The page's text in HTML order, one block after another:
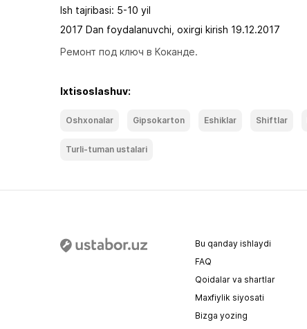
Ish tajribasi: 5-10 yil
2017 Dan foydalanuvchi, oxirgi kirish 19.12.2017
Ремонт под ключ в Коканде.
Ixtisoslashuv:
Oshxonalar Gipsokarton Eshiklar Shiftlar
Turli-tuman ustalari
Bu qanday ishlaydi
FAQ
Qoidalar va shartlar
Maxfiylik siyosati
Bizga yozing